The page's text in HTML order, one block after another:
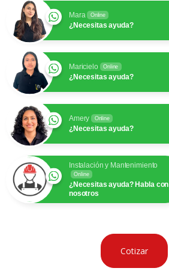
Mara Online
¿Necesitas ayuda?
Maricielo Online
¿Necesitas ayuda?
Amery Online
¿Necesitas ayuda?
Instalación y Mantenimiento
Online
¿Necesitas ayuda? Habla con
nosotros
Cotizar